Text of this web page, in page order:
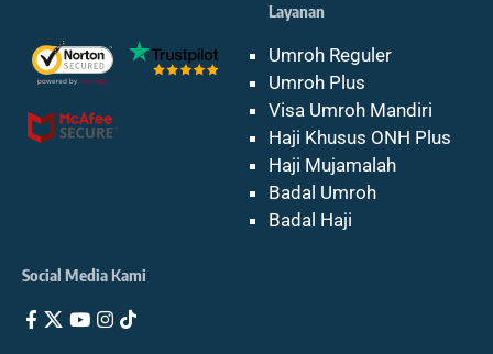
Layanan
Umroh Reguler
Umroh Plus
Visa Umroh Mandiri
Haji Khusus ONH Plus
Haji Mujamalah
Badal Umroh
Badal Haji
Social Media Kami